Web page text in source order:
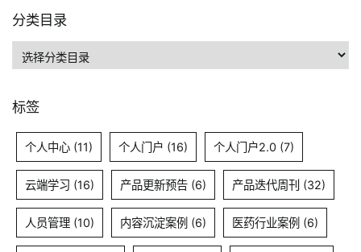
分类目录
类
录
标签
个人中心 (11) 个人门户 (16) 个人门户2.0 (7)
云端学习 (16) 产品更新预告 (6) 产品迭代周刊 (32)
人员管理 (10) 内容沉淀案例 (6) 医药行业案例 (6)